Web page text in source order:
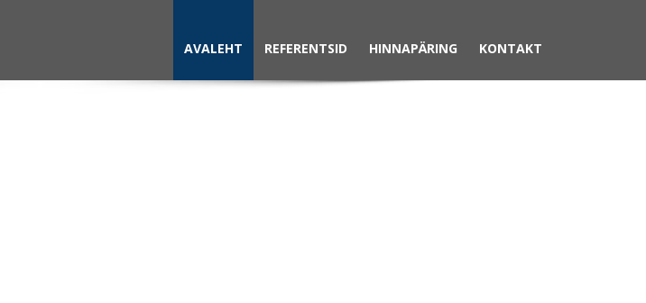
AVALEHT REFERENTSID HINNAPÄRING KONTAKT